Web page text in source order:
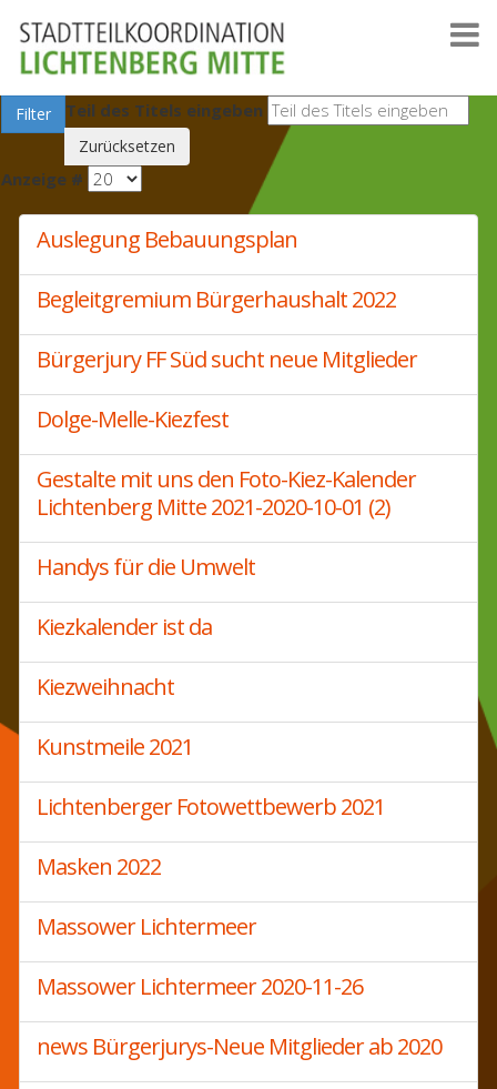
Teil des Titels eingeben
Filter
Zurücksetzen
Anzeige #
Auslegung Bebauungsplan
Begleitgremium Bürgerhaushalt 2022
Bürgerjury FF Süd sucht neue Mitglieder
Dolge-Melle-Kiezfest
Gestalte mit uns den Foto-Kiez-Kalender
Lichtenberg Mitte 2021-2020-10-01 (2)
Handys für die Umwelt
Kiezkalender ist da
Kiezweihnacht
Kunstmeile 2021
Lichtenberger Fotowettbewerb 2021
Masken 2022
Massower Lichtermeer
Massower Lichtermeer 2020-11-26
news Bürgerjurys-Neue Mitglieder ab 2020